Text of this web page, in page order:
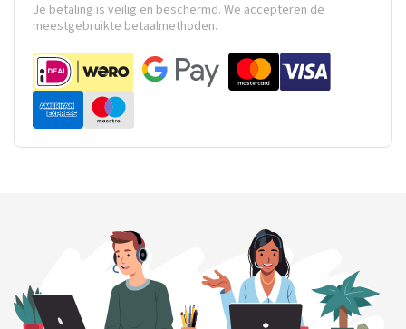
Je betaling is veilig en beschermd. We accepteren de
meestgebruikte betaalmethoden.